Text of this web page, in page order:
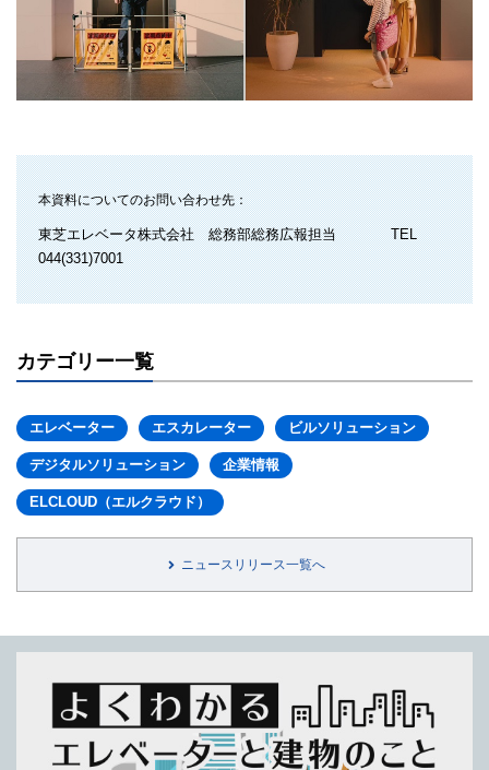
本資料についてのお問い合わせ先：
東芝エレベータ株式会社 総務部総務広報担当
TEL
044(331)7001
カテゴリー一覧
エレベーター エスカレーター ビルソリューション
デジタルソリューション 企業情報
ELCLOUD（エルクラウド）
ニュースリリース一覧へ